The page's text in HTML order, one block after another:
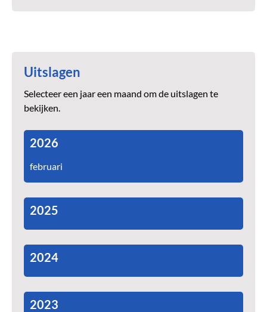
Uitslagen
Selecteer een jaar een maand om de uitslagen te
bekijken.
2026
februari
2025
2024
2023